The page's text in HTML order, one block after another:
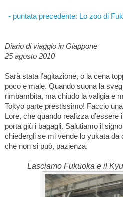
- puntata precedente: Lo zoo di
Diario di viaggio in Giappone
25 agosto 2010
Sarà stata l’agitazione, o la cena
poco e male. Quando suona la
rimbambita, ma chiudo la valigia e
Tokyo parte prestissimo! Faccio
Lore, che quando realizza
porta giù i bagagli. Salutiamo il
chiedergli se mi vende lo yukata
che non si può, pazienza.
Lasciamo Fukuoka e il